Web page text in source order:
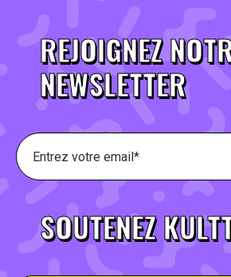
REJOIGNEZ
NEWSLETTER
SOUTENEZ